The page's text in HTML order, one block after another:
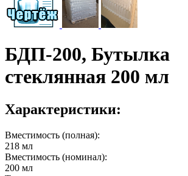
БДП-200, Бутылка
стеклянная 200 мл
Характеристики:
Вместимость (полная):
218 мл
Вместимость (номинал):
200 мл